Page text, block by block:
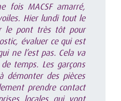
fois MACSF amarré,
Hier lundi tout le
le pont très tôt pour
évaluer ce qui est
ne l’est pas. Cela va
temps. Les garçons
démonter des pièces
prendre contact
locales qui vont